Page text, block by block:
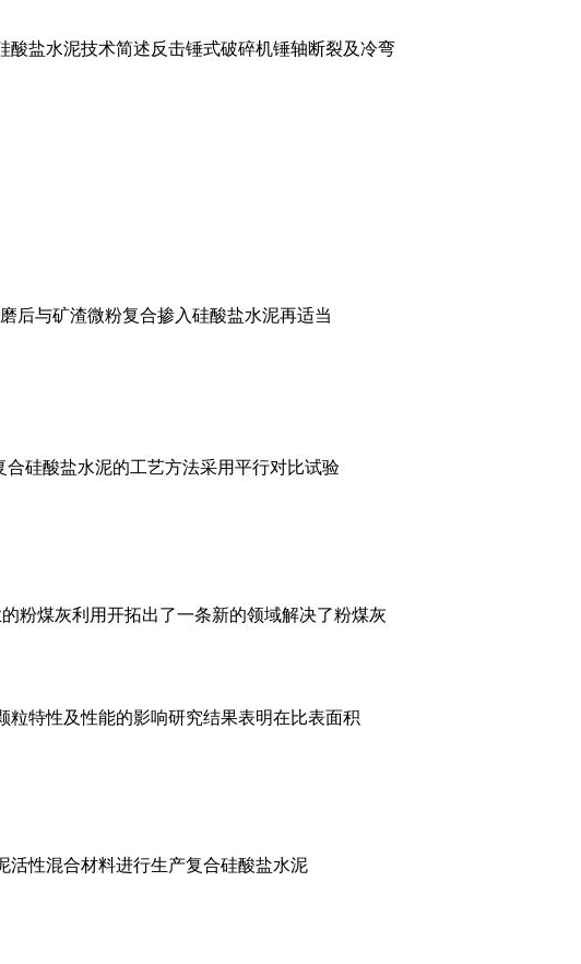
盐水泥技术简述反击锤式破碎机锤轴断裂及冷弯
后与矿渣微粉复合掺入硅酸盐水泥再适当
硅酸盐水泥的工艺方法采用平行对比试验
粉煤灰利用开拓出了一条新的领域解决了粉煤灰
特性及性能的影响研究结果表明在比表面积
活性混合材料进行生产复合硅酸盐水泥